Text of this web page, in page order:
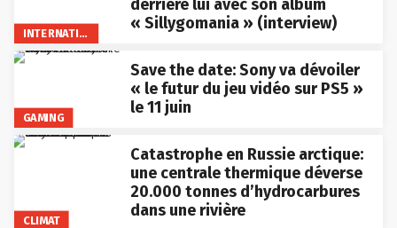
INTERNATIONAL
derrière lui avec son album
« Sillygomania » (interview)
GAMING
Save the date: Sony va dévoiler
« le futur du jeu vidéo sur PS5 »
le 11 juin
CLIMAT
Catastrophe en Russie arctique:
une centrale thermique déverse
20.000 tonnes d’hydrocarbures
dans une rivière